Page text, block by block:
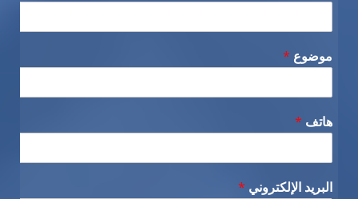
موضوع *
هاتف *
البريد الإلكتروني *